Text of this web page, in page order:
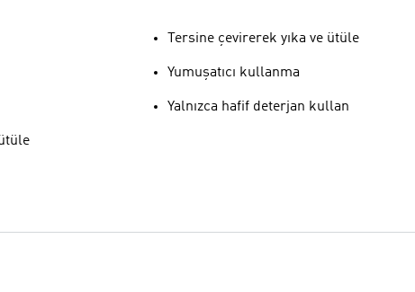
Tersine çevirerek yıka ve ütüle
Yumuşatıcı kullanma
Yalnızca hafif deterjan kullan